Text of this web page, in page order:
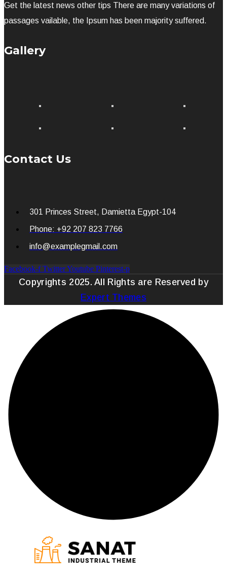
Get the latest news other tips There are many variations of
passages vailable, the Ipsum has been majority suffered.
Gallery
Contact Us
301 Princes Street, Damietta Egypt-104
Phone: +92 207 823 7766
info@examplegmail.com
Facebook-f TwitterYoutube Pinterest-p
Copyrights 2025. All Rights are Reserved by
Expert Themes